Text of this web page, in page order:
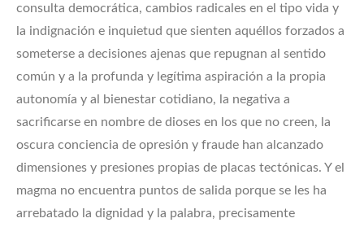
consulta democrática, cambios radicales en el tipo vida y
la indignación e inquietud que sienten aquéllos forzados a
someterse a decisiones ajenas que repugnan al sentido
común y a la profunda y legítima aspiración a la propia
autonomía y al bienestar cotidiano, la negativa a
sacrificarse en nombre de dioses en los que no creen, la
oscura conciencia de opresión y fraude han alcanzado
dimensiones y presiones propias de placas tectónicas. Y el
magma no encuentra puntos de salida porque se les ha
arrebatado la dignidad y la palabra, precisamente